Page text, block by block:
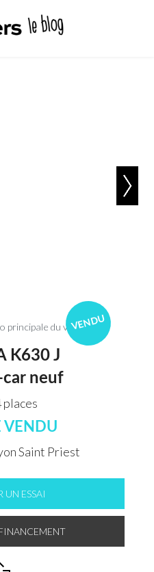
VENDU
K630 J
car neuf
places
VENDU
Saint Priest
UN ESSAI